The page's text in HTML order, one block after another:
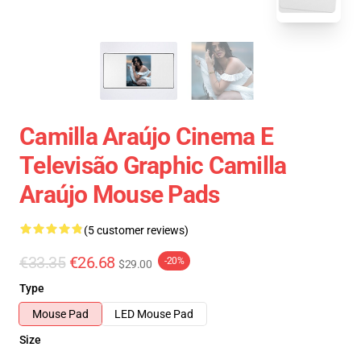
Camilla Araújo Cinema E
Televisão Graphic Camilla
Araújo Mouse Pads
(5 customer reviews)
€33.35 €26.68 $29.00 -20%
Type
Mouse Pad
LED Mouse Pad
Size